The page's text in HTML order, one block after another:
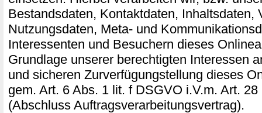
Bestandsdaten, Kontaktdaten, Inhaltsdaten,
Nutzungsdaten, Meta- und
Interessenten und Besuchern dieses
Grundlage unserer berechtigten Interessen
und sicheren Zurverfügungstellung dieses
gem. Art. 6 Abs. 1 lit. f DSGVO i.V.m. Art.
(Abschluss Auftragsverarbeitungsvertrag).